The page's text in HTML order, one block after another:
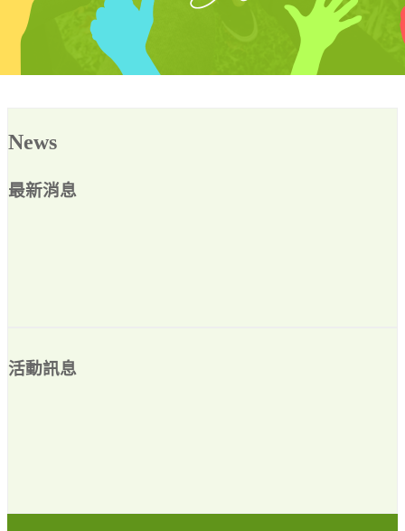
News
最新消息
活動訊息